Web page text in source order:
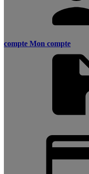
compte Mon compte